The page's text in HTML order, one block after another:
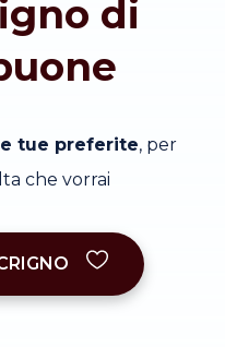
di
tue preferite, per
che vorrai